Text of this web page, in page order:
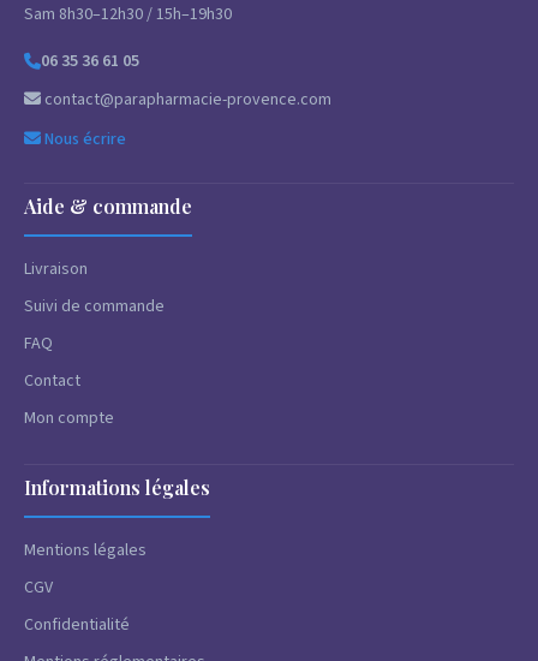
Sam 8h30–12h30 / 15h–19h30
06 35 36 61 05
contact@parapharmacie-provence.com
Nous écrire
Aide & commande
Livraison
Suivi de commande
FAQ
Contact
Mon compte
Informations légales
Mentions légales
CGV
Confidentialité